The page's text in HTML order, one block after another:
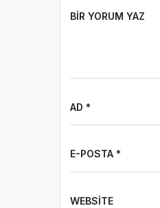
BIR YORUM YAZ
AD *
E-POSTA *
WEBSITE